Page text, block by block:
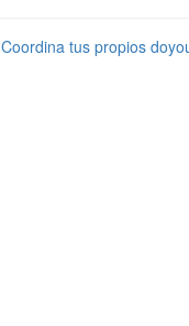
Coordina tus propios